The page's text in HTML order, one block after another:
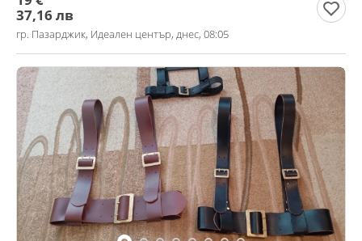
37,16 лв
гр. Пазарджик, Идеален център, днес, 08:05